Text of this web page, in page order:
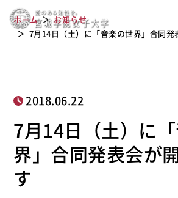
城
子
大
7月14日（土）に「音楽の
発表会が開催されます
ホーム
お知らせ
7月14日（土）に「音楽の世界」合同
2018.06.22
7月14日（土）に
界」合同発表会が
す